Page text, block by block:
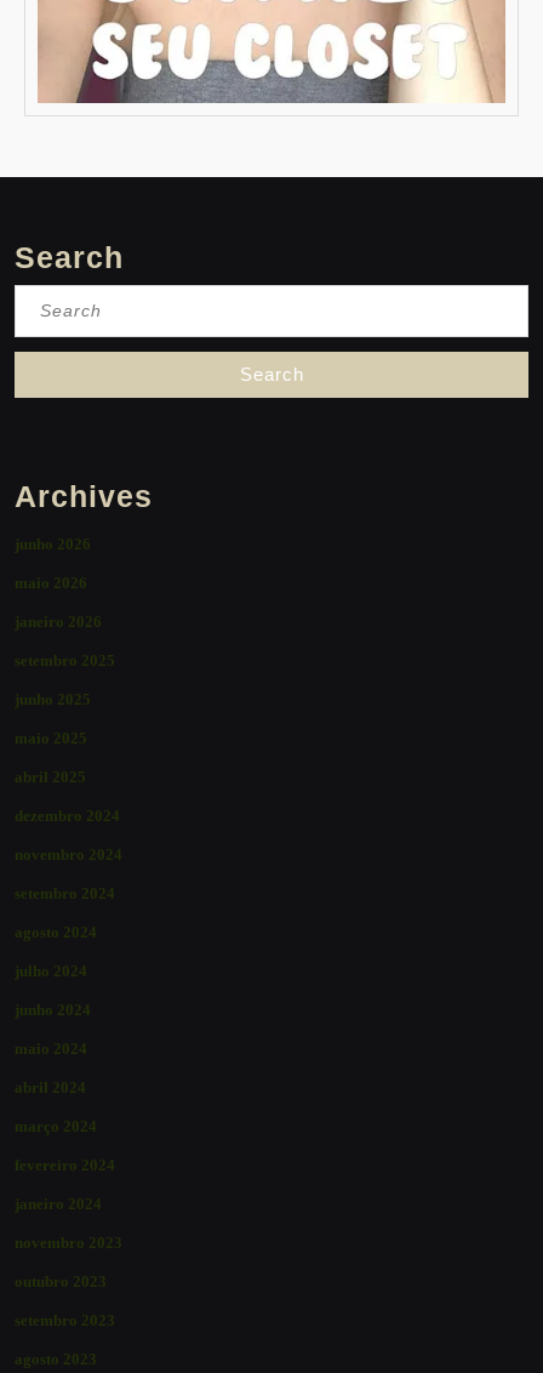
Search
Archives
junho 2026
maio 2026
janeiro 2026
setembro 2025
junho 2025
maio 2025
abril 2025
dezembro 2024
novembro 2024
setembro 2024
agosto 2024
julho 2024
junho 2024
maio 2024
abril 2024
março 2024
fevereiro 2024
janeiro 2024
novembro 2023
outubro 2023
setembro 2023
agosto 2023